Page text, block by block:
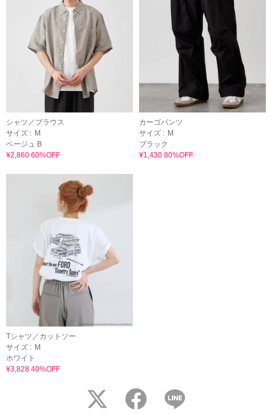
シャツ／ブラウス
サイズ : M
ベージュ B
¥2,860 60%OFF
カーゴパンツ
サイズ : M
ブラック
¥1,430 80%OFF
Tシャツ／カットソー
サイズ : M
ホワイト
¥3,828 40%OFF
twitter facebook